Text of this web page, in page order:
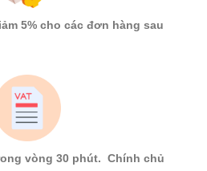
5% cho các đơn hàng sau
vòng 30 phút. Chính chủ